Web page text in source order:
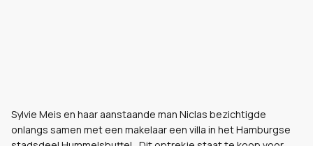
Sylvie Meis en haar aanstaande man Niclas bezichtigde
onlangs samen met een makelaar een villa in het Hamburgse